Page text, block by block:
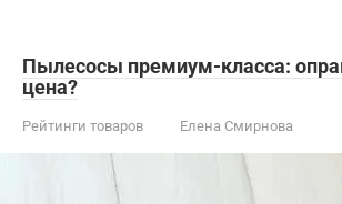
Пылесосы премиум-класса:
цена?
Рейтинги товаров Елена Смирнова